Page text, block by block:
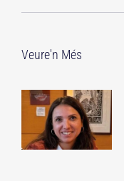
Veure'n Més